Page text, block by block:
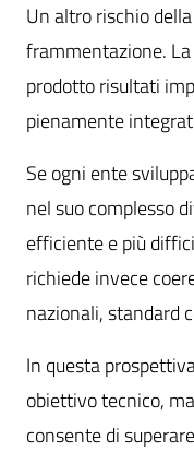
Un altro rischio
frammentazione.
prodotto risultati
pienamente
Se ogni ente
nel suo complesso
efficiente e più
richiede invece
nazionali, standard
In questa
obiettivo tecnico,
consente di